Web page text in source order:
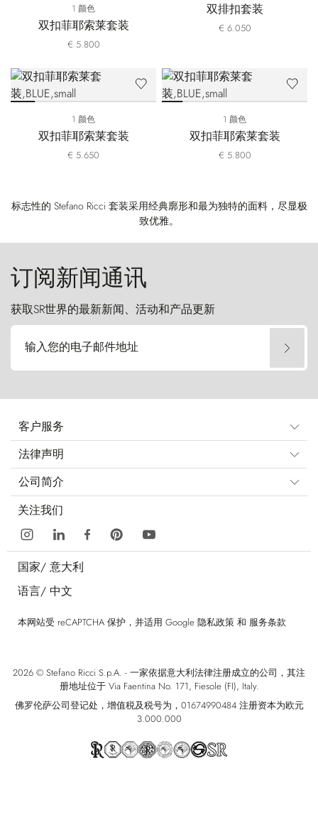
1 颜色
双扣菲耶索莱套装
€ 5.800
双排扣套装
€ 6.050
1 颜色
双扣菲耶索莱套装
€ 5.650
1 颜色
双扣菲耶索莱套装
€ 5.800
标志性的 Stefano Ricci 套装采用经典廓形和最为独特的面料，尽显极
致优雅。
订阅新闻通讯
获取SR世界的最新新闻、活动和产品更新
输入您的电子邮件地址
客户服务
法律声明
公司简介
关注我们
国家/ 意大利
语言/ 中文
本网站受 reCAPTCHA 保护，并适用 Google 隐私政策 和 服务条款
2026 © Stefano Ricci S.p.A. - 一家依据意大利法律注册成立的公司，其注
册地址位于 Via Faentina No. 171, Fiesole (FI), Italy.
佛罗伦萨公司登记处，增值税及税号为，01674990484 注册资本为欧元
3.000.000